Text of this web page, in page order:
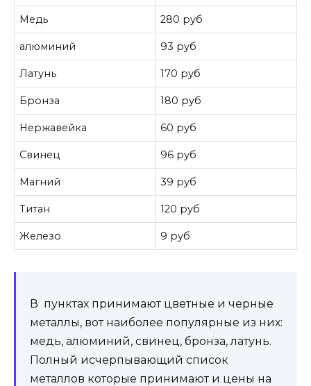
Медь 280 руб
алюминий 93 руб
Латунь 170 руб
Бронза 180 руб
Нержавейка 60 руб
Свинец 96 руб
Магний 39 руб
Титан 120 руб
Железо 9 руб
В пунктах принимают цветные и черные
металлы, вот наиболее популярные из них:
медь, алюминий, свинец, бронза, латунь.
Полный исчерпывающий список
металлов которые принимают и цены на